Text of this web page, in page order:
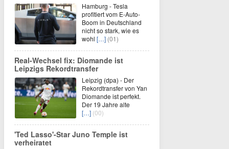
Hamburg - Tesla
profitiert vom E-Auto-
Boom in Deutschland
nicht so stark, wie es
wohl […] (01)
Real-Wechsel fix: Diomande ist
Leipzigs Rekordtransfer
Leipzig (dpa) - Der
Rekordtransfer von Yan
Diomande ist perfekt.
Der 19 Jahre alte
[…] (00)
'Ted Lasso'-Star Juno Temple ist
verheiratet